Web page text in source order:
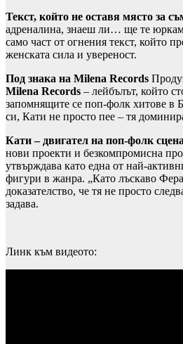
Текст, който не оставя място за
адреналина, знаеш ли… ще те юркам
само част от огнения текст, който
женската сила и увереност.
Под знака на Milena Records
Milena Records – лейбълът, който
запомнящите се поп-фолк хитове в
си, Кати не просто пее – тя
Кати – двигател на поп-фолк
нови проекти и безкомпромисна
утвърждава като една от най-
фигури в жанра. „Като лъскаво
доказателство, че тя не просто
задава.
Линк към видеото: